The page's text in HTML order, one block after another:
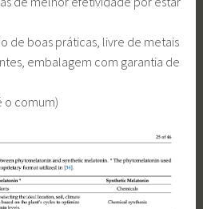
de boas práticas, livre de metais
embalagem com garantia de
o comum)